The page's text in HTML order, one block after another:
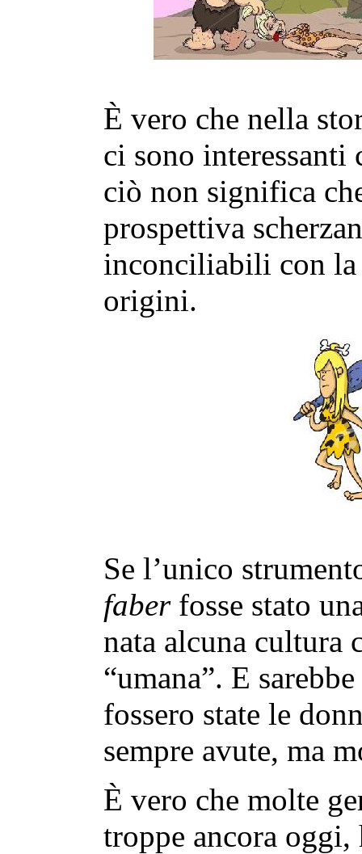
È vero che nella
ci sono
ciò non significa
prospettiva
inconciliabili con la
origini.
Se l’unico
faberfosse stato
nata alcuna cultura
“umana”. E
fossero state le
sempre avute, ma
È vero che molte
troppe ancora oggi,